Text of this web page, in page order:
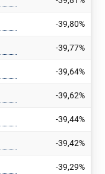
-39,80%
-39,77%
-39,64%
-39,62%
-39,44%
-39,42%
-39,29%